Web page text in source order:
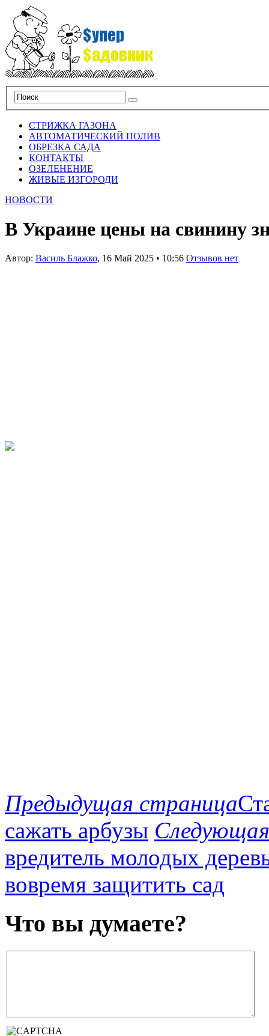
СТРИЖКА ГАЗОНА
АВТОМАТИЧЕСКИЙ ПОЛИВ
ОБРЕЗКА САДА
КОНТАКТЫ
ОЗЕЛЕНЕНИЕ
ЖИВЫЕ ИЗГОРОДИ
НОВОСТИ
В Украине цены на свинину
Автор: Василь Блажко, 16 Май 2025 • 10:56 Отзывов нет
Предыдущая страница
сажать арбузы
вредитель молодых
вовремя защитить сад
Что вы думаете?